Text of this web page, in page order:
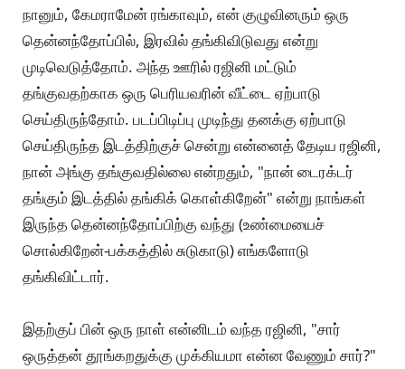
நானும், கேமராமேன் ரங்காவும், என் குழுவினரும் ஒரு
தென்னந்தோப்பில், இரவில் தங்கிவிடுவது என்று
முடிவெடுத்தோம். அந்த ஊரில் ரஜினி மட்டும்
தங்குவதற்காக ஒரு பெரியவரின் வீட்டை ஏற்பாடு
செய்திருந்தோம். படப்பிடிப்பு முடிந்து தனக்கு ஏற்பாடு
செய்திருந்த இடத்திற்குச் சென்று என்னைத் தேடிய ரஜினி,
நான் அங்கு தங்குவதில்லை என்றதும், "நான் டைரக்டர்
தங்கும் இடத்தில் தங்கிக் கொள்கிறேன்" என்று நாங்கள்
இருந்த தென்னந்தோப்பிற்கு வந்து (உண்மையைச்
சொல்கிறேன்-பக்கத்தில் சுடுகாடு) எங்களோடு
தங்கிவிட்டார்.
இதற்குப் பின் ஒரு நாள் என்னிடம் வந்த ரஜினி, "சார்
ஒருத்தன் தூங்கறதுக்கு முக்கியமா என்ன வேணும் சார்?"